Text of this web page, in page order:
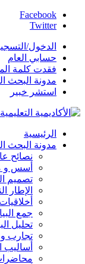
Facebook
Twitter
الدخول/
حسابي العام
فقدت كلمة
مدونة البحث
استشر خبير
الرئيسية
مدونة البحث
نصائح
أسس و
تصميم
الإطار
جمع
تحليل
تجارب